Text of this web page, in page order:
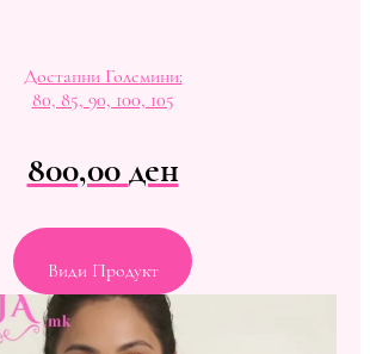
Достапни Големини:
80, 85, 90, 100, 105
800,00ден
Види Продукт